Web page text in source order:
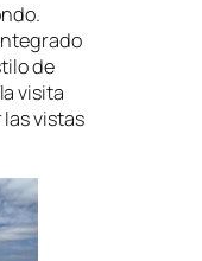
de
visita
vistas